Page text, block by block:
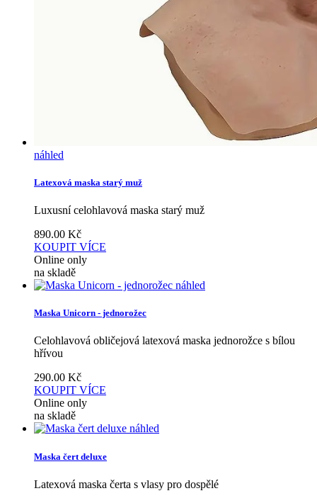
náhled
Latexová maska starý muž
Luxusní celohlavová maska starý muž
890.00 Kč
KOUPIT VÍCE
Online only
na skladě
náhled
Maska Unicorn - jednorožec
Celohlavová obličejová latexová maska jednorožce s bílou
hřívou
290.00 Kč
KOUPIT VÍCE
Online only
na skladě
náhled
Maska čert deluxe
Latexová maska čerta s vlasy pro dospělé